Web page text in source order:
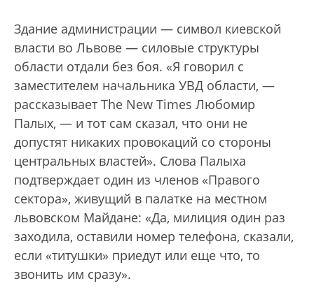
Здание администрации — символ киевской
власти во Львове — силовые структуры
области отдали без боя. «Я говорил с
заместителем начальника УВД области, —
рассказывает The New Times Любомир
Палых, — и тот сам сказал, что они не
допустят никаких провокаций со стороны
центральных властей». Слова Палыха
подтверждает один из членов «Правого
сектора», живущий в палатке на местном
львовском Майдане: «Да, милиция один раз
заходила, оставили номер телефона, сказали,
если «титушки» приедут или еще что, то
звонить им сразу».